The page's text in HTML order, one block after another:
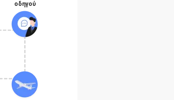
οδηγού